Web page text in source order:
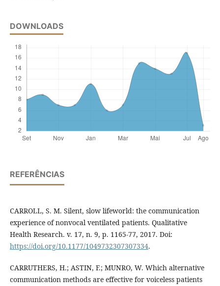
DOWNLOADS
REFERÊNCIAS
CARROLL, S. M. Silent, slow lifeworld: the communication
experience of nonvocal ventilated patients. Qualitative
Health Research. v. 17, n. 9, p. 1165-77, 2017. Doi:
https://doi.org/10.1177/1049732307307334.
CARRUTHERS, H.; ASTIN, F.; MUNRO, W. Which alternative
communication methods are effective for voiceless patients